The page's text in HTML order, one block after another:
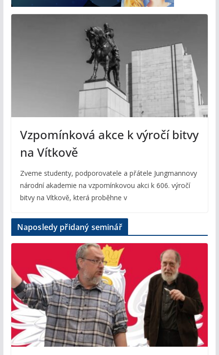
Vzpomínková akce k výročí bitvy
na Vítkově
Zveme studenty, podporovatele a přátele Jungmannovy
národní akademie na vzpomínkovou akci k 606. výročí
bitvy na Vítkově, která proběhne v
Naposledy přidaný seminář